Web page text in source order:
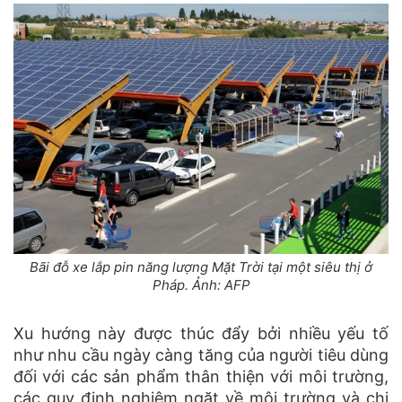
Bãi đỗ xe lắp pin năng lượng Mặt Trời tại một siêu thị ở
Pháp. Ảnh: AFP
Xu hướng này được thúc đẩy bởi nhiều yếu tố
như nhu cầu ngày càng tăng của người tiêu dùng
đối với các sản phẩm thân thiện với môi trường,
các quy định nghiêm ngặt về môi trường và chi